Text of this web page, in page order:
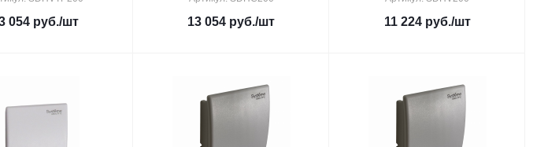
054 руб./шт 13 054 руб./шт 11 224руб./шт